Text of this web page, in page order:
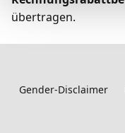
übertragen.
Gender-Disclaimer